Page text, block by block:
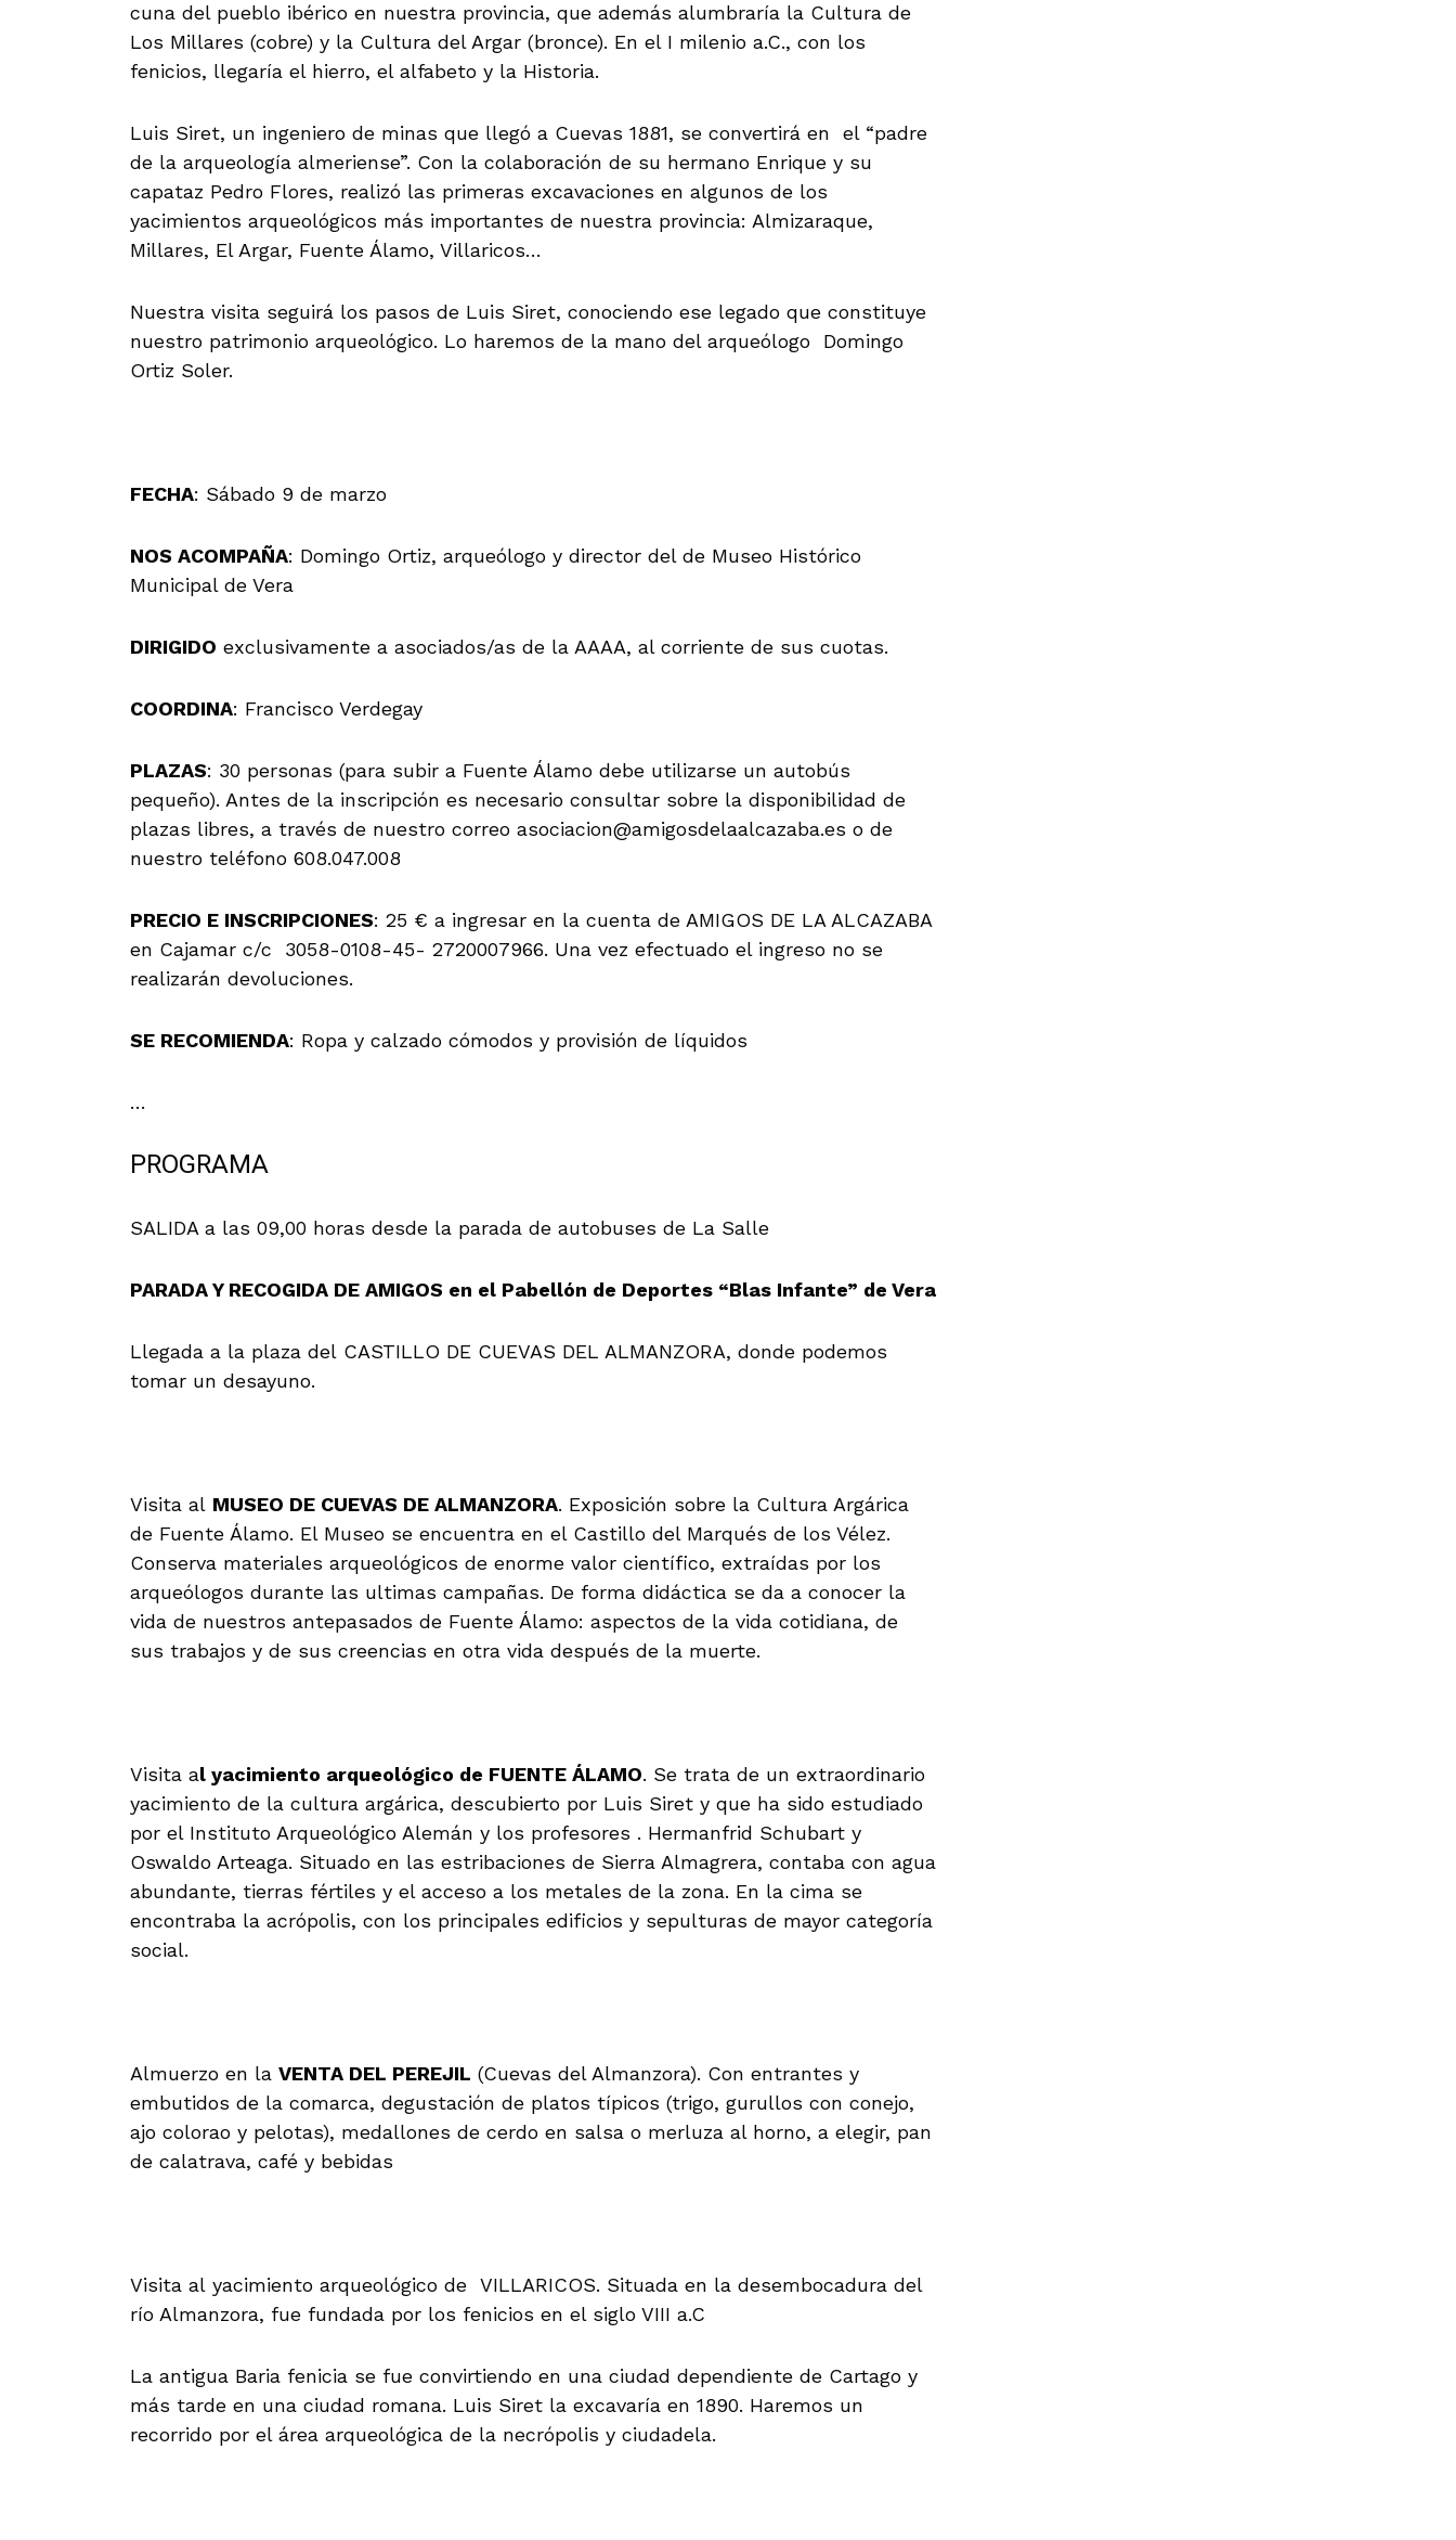
cuna del pueblo ibérico en nuestra provincia, que además alumbraría la Cultura de
Los Millares (cobre) y la Cultura del Argar (bronce). En el I milenio a.C., con los
fenicios, llegaría el hierro, el alfabeto y la Historia.
Luis Siret, un ingeniero de minas que llegó a Cuevas 1881, se convertirá en el “padre
de la arqueología almeriense”. Con la colaboración de su hermano Enrique y su
capataz Pedro Flores, realizó las primeras excavaciones en algunos de los
yacimientos arqueológicos más importantes de nuestra provincia: Almizaraque,
Millares, El Argar, Fuente Álamo, Villaricos…
Nuestra visita seguirá los pasos de Luis Siret, conociendo ese legado que constituye
nuestro patrimonio arqueológico. Lo haremos de la mano del arqueólogo Domingo
Ortiz Soler.
FECHA: Sábado 9 de marzo
NOS ACOMPAÑA: Domingo Ortiz, arqueólogo y director del de Museo Histórico
Municipal de Vera
DIRIGIDO exclusivamente a asociados/as de la AAAA, al corriente de sus cuotas.
COORDINA: Francisco Verdegay
PLAZAS: 30 personas (para subir a Fuente Álamo debe utilizarse un autobús
pequeño). Antes de la inscripción es necesario consultar sobre la disponibilidad de
plazas libres, a través de nuestro correo asociacion@amigosdelaalcazaba.es o de
nuestro teléfono 608.047.008
PRECIO E INSCRIPCIONES: 25 € a ingresar en la cuenta de AMIGOS DE LA ALCAZABA
en Cajamar c/c 3058-0108-45- 2720007966. Una vez efectuado el ingreso no se
realizarán devoluciones.
SE RECOMIENDA: Ropa y calzado cómodos y provisión de líquidos
…
PROGRAMA
SALIDA a las 09,00 horas desde la parada de autobuses de La Salle
PARADA Y RECOGIDA DE AMIGOS en el Pabellón de Deportes “Blas Infante” de Vera
Llegada a la plaza del CASTILLO DE CUEVAS DEL ALMANZORA, donde podemos
tomar un desayuno.
Visita al MUSEO DE CUEVAS DE ALMANZORA. Exposición sobre la Cultura Argárica
de Fuente Álamo. El Museo se encuentra en el Castillo del Marqués de los Vélez.
Conserva materiales arqueológicos de enorme valor científico, extraídas por los
arqueólogos durante las ultimas campañas. De forma didáctica se da a conocer la
vida de nuestros antepasados de Fuente Álamo: aspectos de la vida cotidiana, de
sus trabajos y de sus creencias en otra vida después de la muerte.
Visita al yacimiento arqueológico de FUENTE ÁLAMO. Se trata de un extraordinario
yacimiento de la cultura argárica, descubierto por Luis Siret y que ha sido estudiado
por el Instituto Arqueológico Alemán y los profesores . Hermanfrid Schubart y
Oswaldo Arteaga. Situado en las estribaciones de Sierra Almagrera, contaba con agua
abundante, tierras fértiles y el acceso a los metales de la zona. En la cima se
encontraba la acrópolis, con los principales edificios y sepulturas de mayor categoría
social.
Almuerzo en la VENTA DEL PEREJIL (Cuevas del Almanzora). Con entrantes y
embutidos de la comarca, degustación de platos típicos (trigo, gurullos con conejo,
ajo colorao y pelotas), medallones de cerdo en salsa o merluza al horno, a elegir, pan
de calatrava, café y bebidas
Visita al yacimiento arqueológico de VILLARICOS. Situada en la desembocadura del
río Almanzora, fue fundada por los fenicios en el siglo VIII a.C
La antigua Baria fenicia se fue convirtiendo en una ciudad dependiente de Cartago y
más tarde en una ciudad romana. Luis Siret la excavaría en 1890. Haremos un
recorrido por el área arqueológica de la necrópolis y ciudadela.